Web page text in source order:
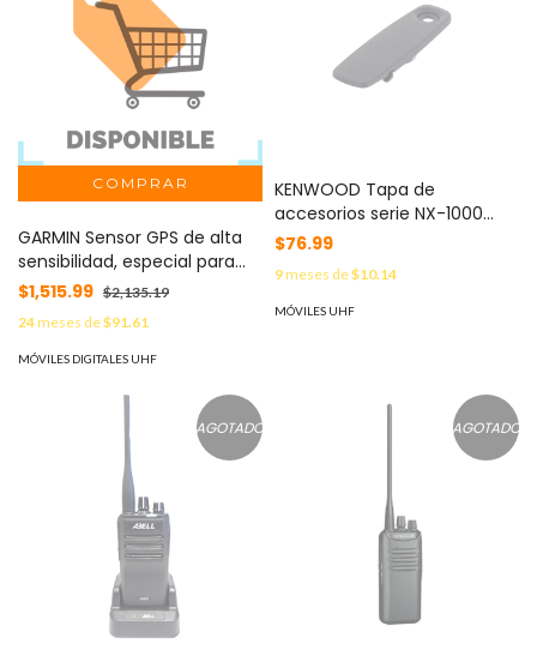
GARMIN Sensor GPS de alta
sensibilidad, especial para
uso en equipos de
radiocomunicación serie NX-
1700H/1800H 10-00240-22
$1,515.99 $2,135.19
24meses de$91.61
MÓVILES DIGITALES UHF
KENWOOD Tapa de
accesorios serie NX-1000
MOD: B0K-0116-00
$76.99
9meses de$10.14
MÓVILES UHF
AGOTADO AGOTADO